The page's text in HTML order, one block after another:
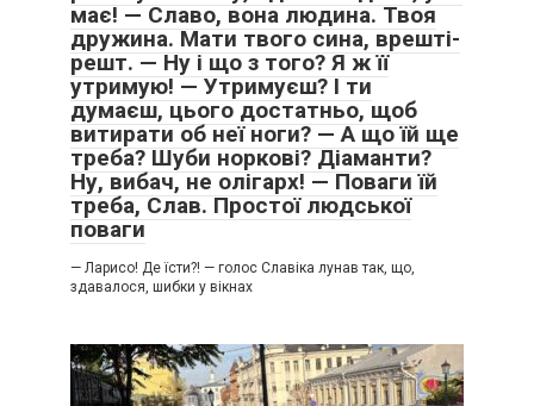
має! — Славо, вона людина. Твоя
дружина. Мати твого сина, врешті-
решт. — Ну і що з того? Я ж її
утримую! — Утримуєш? І ти
думаєш, цього достатньо, щоб
витирати об неї ноги? — А що їй ще
треба? Шуби норкові? Діаманти?
Ну, вибач, не олігарх! — Поваги їй
треба, Слав. Простої людської
поваги
— Ларисо! Де їсти?! — голос Славіка лунав так, що,
здавалося, шибки у вікнах